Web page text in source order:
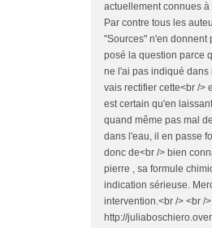
actuellement connues
Par contre tous les
"Sources" n'en donnent
posé la question parce
ne l'ai pas indiqué dans
vais rectifier cette<br />
est certain qu'en
quand même pas mal
dans l'eau, il en passe
donc de<br /> bien
pierre , sa formule
indication sérieuse.
intervention.<br /> <br /
http://